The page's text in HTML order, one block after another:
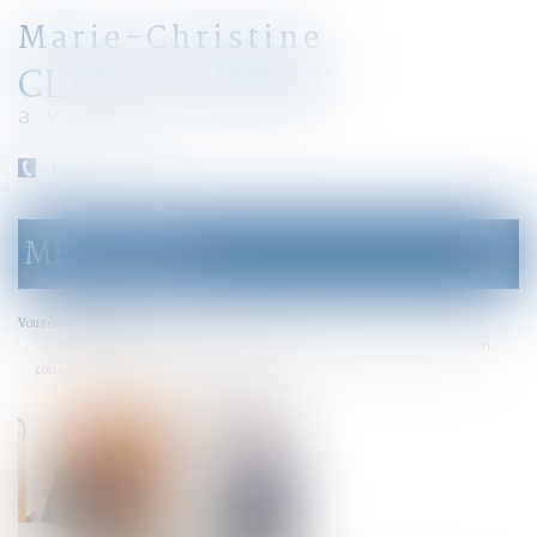
Marie-Christine
CLARAZ-MURAT
avocat
le
menu
MENU
Vous êtes ici :
considération de la séparation ou du divorce